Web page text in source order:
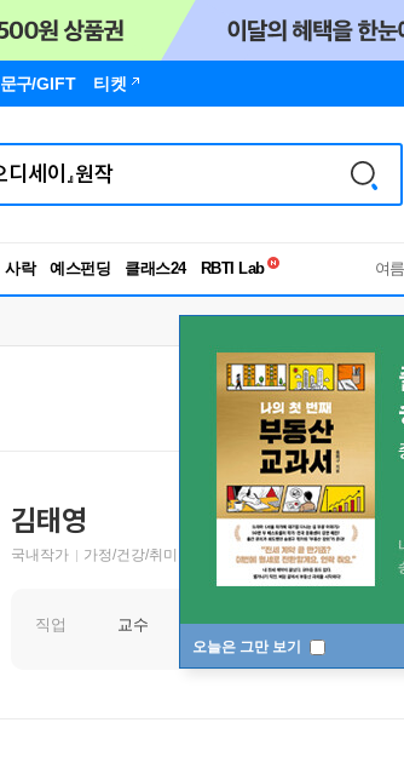
문구/GIFT 티켓
사락 예스펀딩 클래스24
RBTI Lab
독서유형검사
여
오늘은 그만 보기
김태영
국내작가 가정/건강/취미 저자
직업 교수